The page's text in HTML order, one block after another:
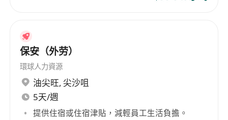
保安（外劳）
環球人力資源
油尖旺, 尖沙咀
5天/週
提供住宿或住宿津貼，減輕員工生活負擔。